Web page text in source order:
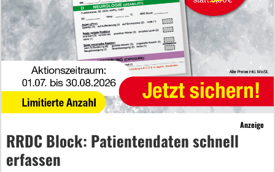
Anzeige
RRDC Block: Patientendaten schnell
erfassen